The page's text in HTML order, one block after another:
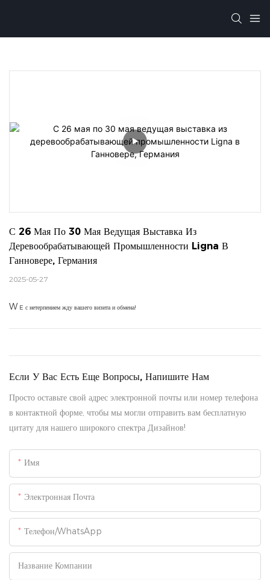
С 26 Мая По 30 Мая Ведущая Выставка Из
Деревообрабатывающей Промышленности Ligna В
Ганновере, Германия
2025-05-27
W E с нетерпением жду вашего визита и обмена!
Если У Вас Есть Еще Вопросы, Напишите Нам
Просто оставьте свой адрес электронной почты или номер телефона
в контактной форме, чтобы мы могли отправить вам бесплатную
цитату для нашего широкого спектра Дизайнов!
Имя
Электронная Почта
Телефон/WhatsApp
Название Компании